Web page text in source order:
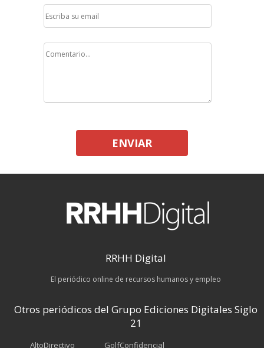
ENVIAR
RRHH Digital
El periódico online de recursos humanos y empleo
Otros periódicos del Grupo Ediciones Digitales Siglo
21
AltoDirectivo GolfConfidencial